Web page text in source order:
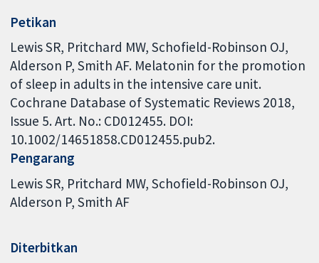
Petikan
Lewis SR, Pritchard MW, Schofield-Robinson OJ,
Alderson P, Smith AF. Melatonin for the promotion
of sleep in adults in the intensive care unit.
Cochrane Database of Systematic Reviews 2018,
Issue 5. Art. No.: CD012455. DOI:
10.1002/14651858.CD012455.pub2.
Pengarang
Lewis SR Pritchard MW Schofield-Robinson OJ
Alderson P Smith AF
Diterbitkan